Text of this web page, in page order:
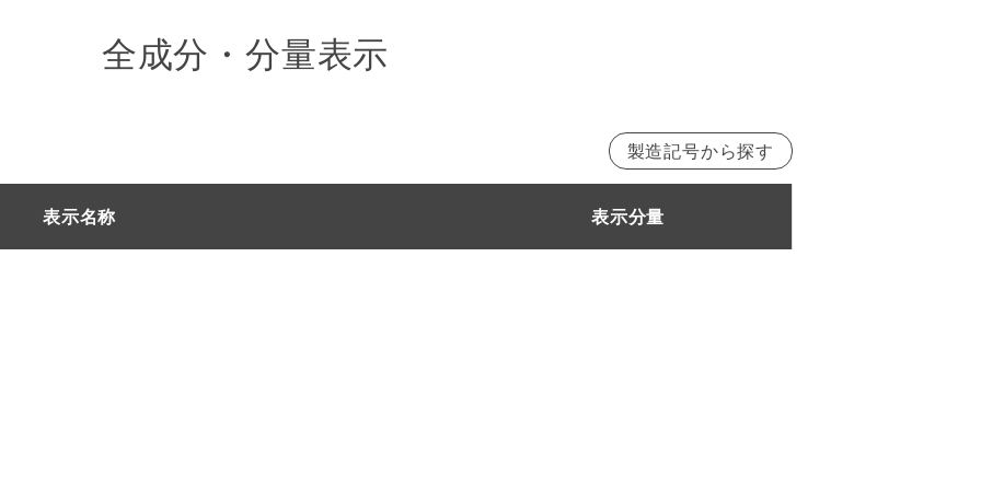
全成分・分量表示
製造記号から探す
り変更
製造番号20091より変更 製造番号20041まで
製造番号17090まで
表示名称 表示分量